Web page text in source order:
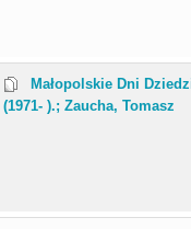
Małopolskie Dni
(1971- ).; Zaucha, Tomasz